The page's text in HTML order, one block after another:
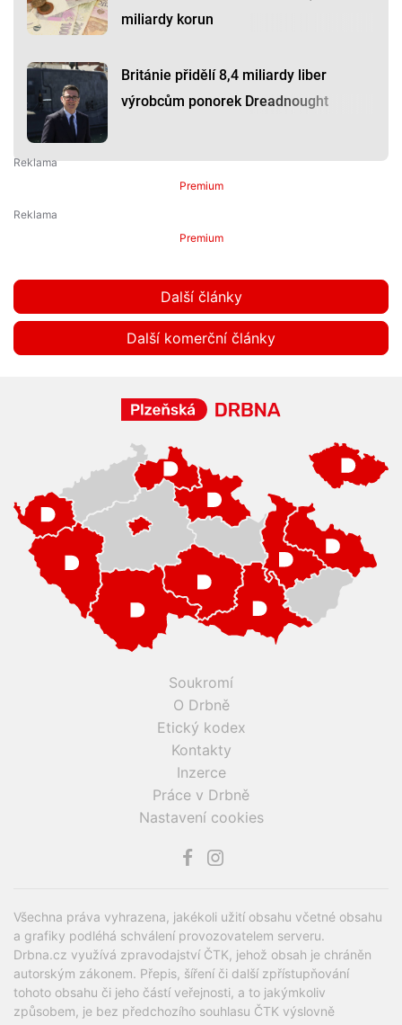
miliardy korun
Británie přidělí 8,4 miliardy liber
výrobcům ponorek Dreadnought
Premium
Premium
Další články
Další komerční články
Soukromí
O Drbně
Etický kodex
Kontakty
Inzerce
Práce v Drbně
Nastavení cookies
Všechna práva vyhrazena, jakékoli užití obsahu včetné obsahu
a grafiky podléhá schválení provozovatelem serveru.
Drbna.cz využívá zpravodajství ČTK, jehož obsah je chráněn
autorským zákonem. Přepis, šíření či další zpřístupňování
tohoto obsahu či jeho částí veřejnosti, a to jakýmkoliv
způsobem, je bez předchozího souhlasu ČTK výslovně